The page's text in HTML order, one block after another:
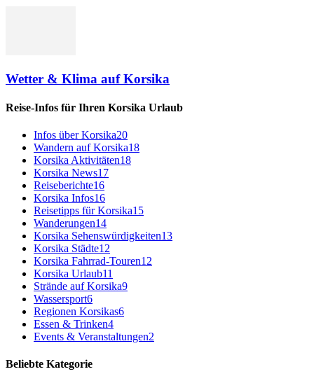
Wetter & Klima auf Korsika
Reise-Infos für Ihren Korsika Urlaub
Infos über Korsika20
Wandern auf Korsika18
Korsika Aktivitäten18
Korsika News17
Reiseberichte16
Korsika Infos16
Reisetipps für Korsika15
Wanderungen14
Korsika Sehenswürdigkeiten13
Korsika Städte12
Korsika Fahrrad-Touren12
Korsika Urlaub11
Strände auf Korsika9
Wassersport6
Regionen Korsikas6
Essen & Trinken4
Events & Veranstaltungen2
Beliebte Kategorie